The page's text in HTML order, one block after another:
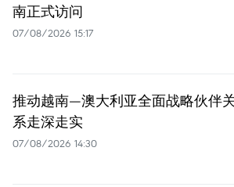
南正式访问
07/08/2026 15:17
推动越南—澳大利亚全面战略伙伴
系走深走实
07/08/2026 14:30